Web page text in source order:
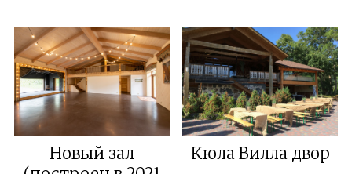
Новый зал
Кюла Вилла двор